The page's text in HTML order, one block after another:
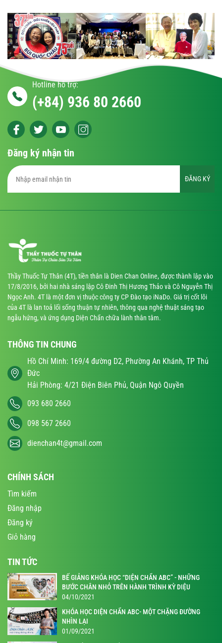
Hotline hỗ trợ:
(+84) 936 80 2660
Đăng ký nhận tin
ĐĂNG KÝ
Thầy Thuốc Tự Thân (4T), tiền thân là Dien Chan Online, được thành lập vào
17/8/2016, bởi hai nhà sáng lập Cô Đinh Thị Hương Thảo và Cô Nguyễn Thị
Ngọc Anh. 4T là một đơn vị thuộc công ty CP Đào tạo iNaDo. Giá trị cốt lõi
của 4T là lan toả lối sống thuận tự nhiên, thông qua nghệ thuật sáng tạo
ngẫu hứng, và ứng dụng Diện Chẩn chữa lành thân tâm.
THÔNG TIN CHUNG
Hồ Chí Minh: 169/4 đường D2, Phường An Khánh, TP Thủ
Đức
Hải Phòng: 4/21 Điện Biên Phủ, Quận Ngô Quyền
093 680 2660
098 567 2660
dienchan4t@gmail.com
CHÍNH SÁCH
Tìm kiếm
Đăng nhập
Đăng ký
Giỏ hàng
TIN TỨC
BẾ GIẢNG KHÓA HỌC “DIỆN CHẨN ABC” - NHỮNG
BƯỚC CHÂN NHỎ TRÊN HÀNH TRÌNH KỲ DIỆU
04/10/2021
KHÓA HỌC DIỆN CHẨN ABC- MỘT CHẶNG ĐƯỜNG
NHÌN LẠI
01/09/2021